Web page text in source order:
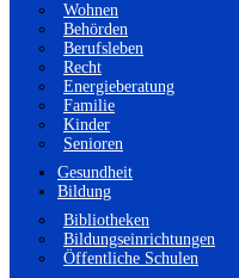
Wohnen
Behörden
Berufsleben
Recht
Energieberatung
Familie
Kinder
Senioren
Gesundheit
Bildung
Bibliotheken
Bildungseinrichtungen
Öffentliche Schulen